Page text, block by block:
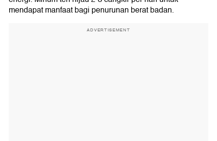
mendapat manfaat bagi penurunan berat badan.
ADVERTISEMENT